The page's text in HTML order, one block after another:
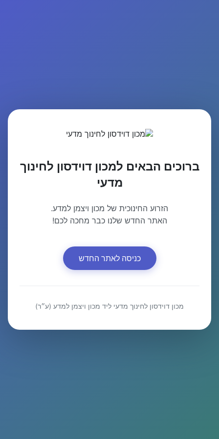
ברוכים הבאים למכון דוידסון לחינוך
מדעי
הזרוע החינוכית של מכון ויצמן למדע.
האתר החדש שלנו כבר מחכה לכם!
כניסה לאתר החדש
מכון דוידסון לחינוך מדעי ליד מכון ויצמן למדע (ע״ר)